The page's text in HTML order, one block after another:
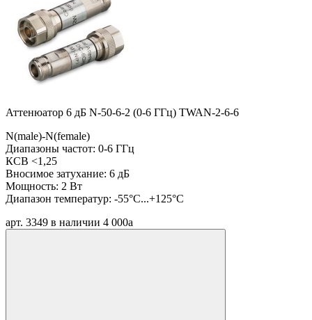
Аттенюатор 6 дБ N-50-6-2 (0-6 ГГц) TWAN-2-6-6
N(male)-N(female)
Диапазоны частот: 0-6 ГГц
КСВ <1,25
Вносимое затухание: 6 дБ
Мощность: 2 Вт
Диапазон температур: -55°C...+125°C
арт. 3349 в наличии 4 000a